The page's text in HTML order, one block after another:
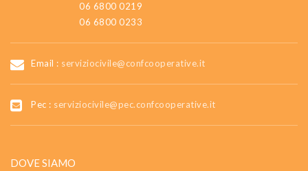
06 6800 0219
06 6800 0233
Email : serviziocivile@confcooperative.it
Pec : serviziocivile@pec.confcooperative.it
DOVE SIAMO